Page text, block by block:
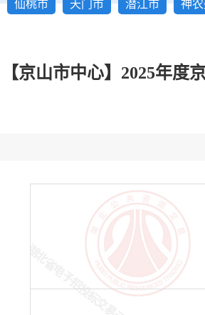
仙桃市
天门市 潜江市 神
【京山市中心】2025年